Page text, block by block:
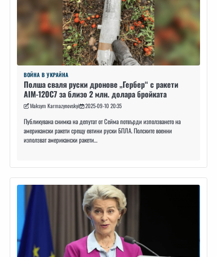
ВОЙНА В УКРАЙНА
Полша сваля руски дронове „Гербер“ с ракети
AIM-120C7 за близо 2 млн. долара бройката
Maksym Karmazynovskyi 2025-09-10 20:35
Публикувана снимка на депутат от Сейма потвърди използването на
американски ракети срещу евтини руски БПЛА. Полските военни
използват американски ракети…